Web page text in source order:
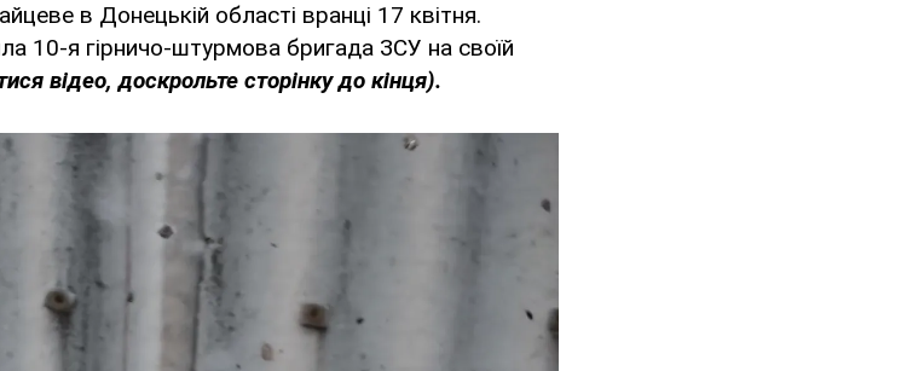
в Донецькій області вранці 17 квітня.
10-я гірничо-штурмова бригада ЗСУ на своїй
відео, доскрольте сторінку до кінця).